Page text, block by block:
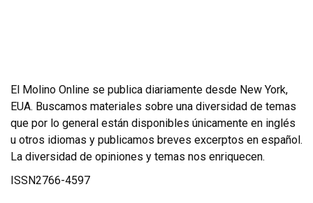
El Molino Online se publica diariamente desde New York,
EUA. Buscamos materiales sobre una diversidad de temas
que por lo general están disponibles únicamente en inglés
u otros idiomas y publicamos breves excerptos en español.
La diversidad de opiniones y temas nos enriquecen.
ISSN2766-4597